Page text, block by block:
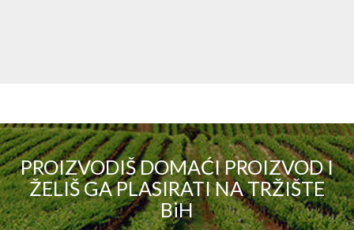
PROIZVODIŠ DOMAĆI PROIZVOD I
ŽELIŠ GA PLASIRATI NA TRŽIŠTE
BiH